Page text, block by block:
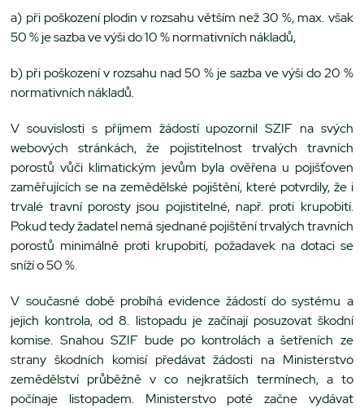
a) při poškození plodin v rozsahu větším než 30 %, max. však
50 % je sazba ve výši do 10 % normativních nákladů,
b) při poškození v rozsahu nad 50 % je sazba ve výši do 20 %
normativních nákladů.
V souvislosti s příjmem žádostí upozornil SZIF na svých
webových stránkách, že pojistitelnost trvalých travních
porostů vůči klimatickým jevům byla ověřena u pojišťoven
zaměřujících se na zemědělské pojištění, které potvrdily, že i
trvalé travní porosty jsou pojistitelné, např. proti krupobití.
Pokud tedy žadatel nemá sjednané pojištění trvalých travních
porostů minimálně proti krupobití, požadavek na dotaci se
sníží o 50 %.
V současné době probíhá evidence žádostí do systému a
jejich kontrola, od 8. listopadu je začínají posuzovat škodní
komise. Snahou SZIF bude po kontrolách a šetřeních ze
strany škodních komisí předávat žádosti na Ministerstvo
zemědělství průběžně v co nejkratších termínech, a to
počínaje listopadem. Ministerstvo poté začne vydávat